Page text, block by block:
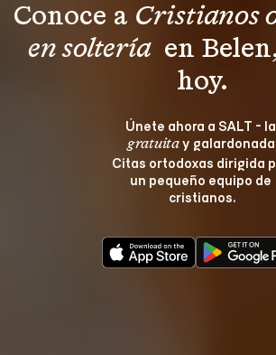
Conoce a Cristianos
en soltería en
hoy.
Únete ahora a SALT - la
gratuita y galardonada
Citas ortodoxas dirigida
un pequeño equipo de
cristianos.